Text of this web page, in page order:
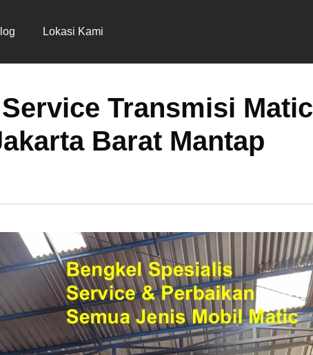
Lokasi Kami
Transmisi Matic
Barat Mantap